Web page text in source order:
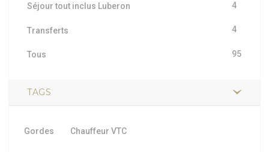
Séjour tout inclus Luberon 4
Transferts 4
Tous 95
TAGS
Gordes Chauffeur VTC